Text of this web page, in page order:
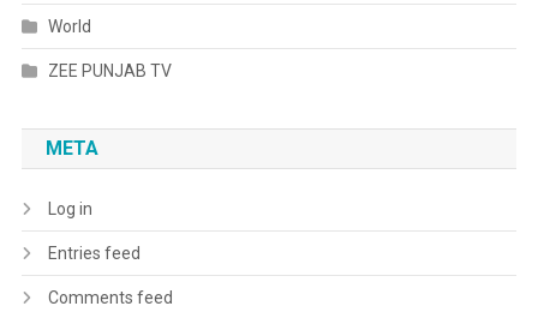
World
ZEE PUNJAB TV
META
Log in
Entries feed
Comments feed